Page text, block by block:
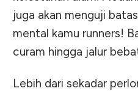
juga akan menguji
mental kamu runners!
curam hingga jalur
Lebih dari sekadar